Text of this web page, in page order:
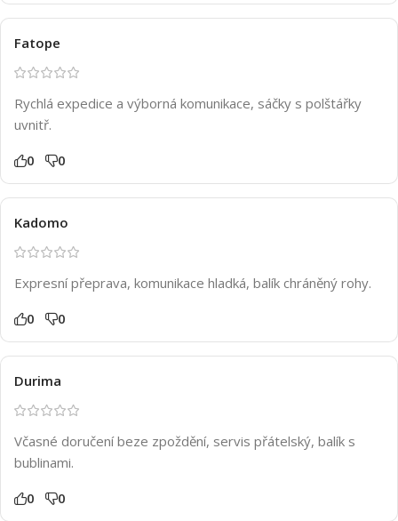
Fatope
Rychlá expedice a výborná komunikace, sáčky s polštářky
uvnitř.
0 0
Kadomo
Expresní přeprava, komunikace hladká, balík chráněný rohy.
0 0
Durima
Včasné doručení beze zpoždění, servis přátelský, balík s
bublinami.
0 0